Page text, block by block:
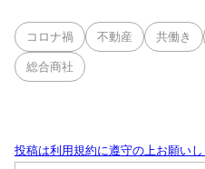
コロナ禍 不動産 共働き
総合商社